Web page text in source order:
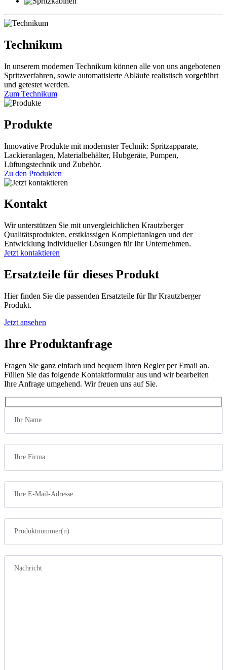
Technikum
In unserem modernen Technikum können alle von uns angebotenen
Spritzverfahren, sowie automatisierte Abläufe realistisch vorgeführt
und getestet werden.
Zum Technikum
Produkte
Innovative Produkte mit modernster Technik: Spritzapparate,
Lackieranlagen, Materialbehälter, Hubgeräte, Pumpen,
Lüftungstechnik und Zubehör.
Zu den Produkten
Kontakt
Wir unterstützen Sie mit unvergleichlichen Krautzberger
Qualitätsprodukten, erstklassigen Komplettanlagen und der
Entwicklung individueller Lösungen für Ihr Unternehmen.
Jetzt kontaktieren
Ersatzteile für dieses Produkt
Hier finden Sie die passenden Ersatzteile für Ihr Krautzberger
Produkt.
Jetzt ansehen
Ihre Produktanfrage
Fragen Sie ganz einfach und bequem Ihren Regler per Email an.
Füllen Sie das folgende Kontaktformular aus und wir bearbeiten
Ihre Anfrage umgehend. Wir freuen uns auf Sie.
Ihr Name
Ihre Firma
Ihre E-Mail-Adresse
Produktnummer(n)
Nachricht